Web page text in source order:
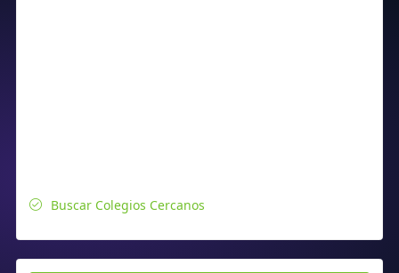
Buscar Colegios Cercanos